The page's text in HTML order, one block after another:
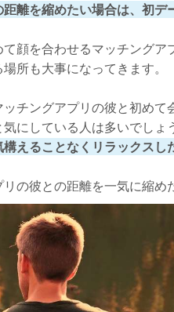
離を縮めたい場合は、初デ
て顔を合わせるマッチング
所も大事になってきます。
チングアプリの彼と初め
にしている人は多いでしょ
えることなくリラックス
の彼との距離を一気に縮め